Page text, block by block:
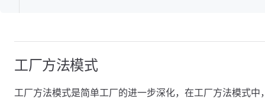
工厂方法模式
工厂方法模式是简单工厂的进一步深化，在工厂方法模式中